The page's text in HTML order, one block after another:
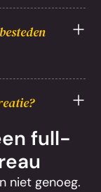
full-
niet genoeg.